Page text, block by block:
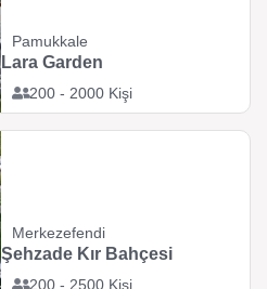
Pamukkale
200 - 2000 Kişi
Lara Garden
Merkezefendi
200 - 2500 Kişi
Şehzade Kır Bahçesi